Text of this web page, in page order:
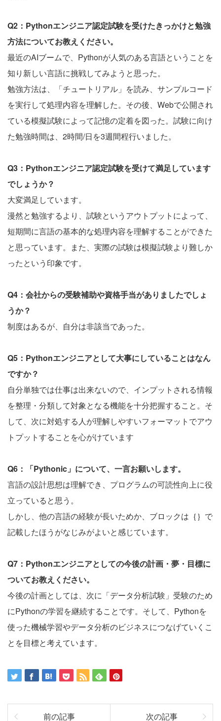
Q2：Pythonエンジニア認定試験を受けたきっかけと勉強
方法についてお教えください。
最近のAIブームで、Pythonが人気のある言語ということを
知り新しい言語に挑戦してみようと思った。
勉強方法は、「チュートリアル」を読み、サンプルコード
を実行して処理内容を理解した。その後、Webで公開され
ている模擬試験によって記憶の定着を図った。試験に向け
た勉強時間は、2時間/日を3週間程行いました。
Q3：Pythonエンジニア認定試験を受けて満足しています
でしょうか？
大変満足しています。
漫然と勉強するより、試験というアウトプットによって、
短期間に言語の基本的な処理内容を理解することができた
と思っています。また、実際の試験は模擬試験より難しか
ったという印象です。
Q4：会社からの受験補助や資格手当がありましたでしょ
うか？
制度はあるが、自分は非該当であった。
Q5：Pythonエンジニアとして大事にしていることはなん
ですか？
自分単独では仕事は出来ないので、インプットされる情報
を整理・分類して対象となる機能を十分把握すること。そ
して、次に対処する人が理解しやすいフォーマットでアウ
トプットすることを心がけています
Q6：「Pythonic」について、一言お願いします。
言語の設計思想は理解でき、プログラムの可読性向上に役
立っていると思う。
しかし、他の言語の経験が長いためか、ブロックは｛｝で
記載したほうがなじみがよいと感じています。
Q7：Pythonエンジニアとしての今後の計画・夢・目標に
ついてお教えください。
今後の計画としては、次に「データ分析試験」受験のため
にPythonの学習を継続することです。そして、Pythonを
使った機械学習やデータ分析のビジネスにつなげていくこ
とを目標と考えています。
前の記事 次の記事